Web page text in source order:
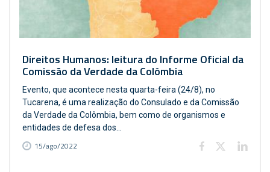
Direitos Humanos: leitura do Informe Oficial da
Comissão da Verdade da Colômbia
Evento, que acontece nesta quarta-feira (24/8), no
Tucarena, é uma realização do Consulado e da Comissão
da Verdade da Colômbia, bem como de organismos e
entidades de defesa dos...
15/ago/2022